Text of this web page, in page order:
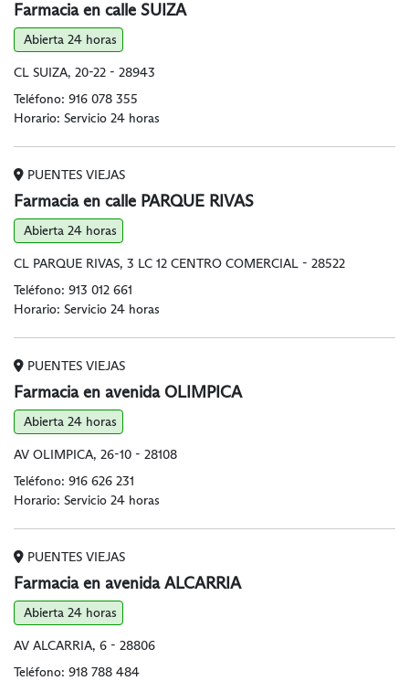
Farmacia en calle SUIZA
Abierta 24 horas
CL SUIZA, 20-22 - 28943
Teléfono: 916 078 355
Horario: Servicio 24 horas
PUENTES VIEJAS
Farmacia en calle PARQUE RIVAS
Abierta 24 horas
CL PARQUE RIVAS, 3 LC 12 CENTRO COMERCIAL - 28522
Teléfono: 913 012 661
Horario: Servicio 24 horas
PUENTES VIEJAS
Farmacia en avenida OLIMPICA
Abierta 24 horas
AV OLIMPICA, 26-10 - 28108
Teléfono: 916 626 231
Horario: Servicio 24 horas
PUENTES VIEJAS
Farmacia en avenida ALCARRIA
Abierta 24 horas
AV ALCARRIA, 6 - 28806
Teléfono: 918 788 484